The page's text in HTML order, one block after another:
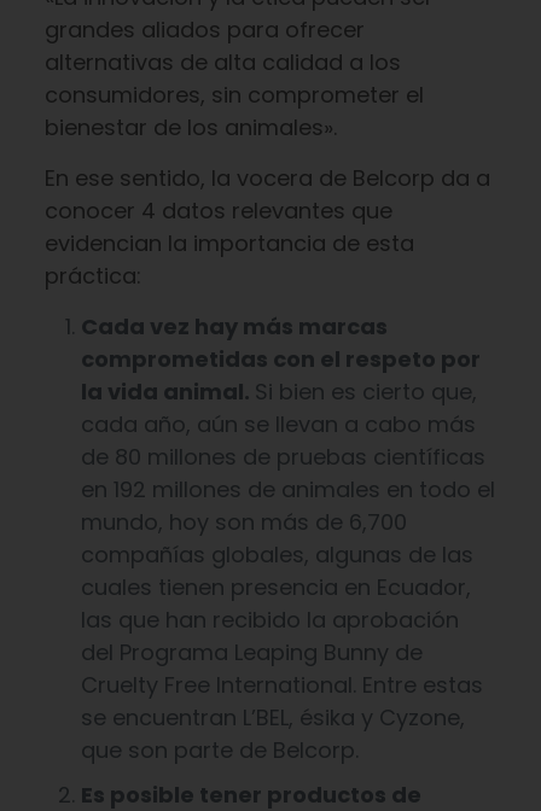
grandes aliados para ofrecer
alternativas de alta calidad a los
consumidores, sin comprometer el
bienestar de los animales».
En ese sentido, la vocera de Belcorp da a
conocer 4 datos relevantes que
evidencian la importancia de esta
práctica:
Cada vez hay más marcas
comprometidas con el respeto por
la vida animal. Si bien es cierto que,
cada año, aún se llevan a cabo más
de 80 millones de pruebas científicas
en 192 millones de animales en todo el
mundo, hoy son más de 6,700
compañías globales, algunas de las
cuales tienen presencia en Ecuador,
las que han recibido la aprobación
del Programa Leaping Bunny de
Cruelty Free International. Entre estas
se encuentran L’BEL, ésika y Cyzone,
que son parte de Belcorp.
Es posible tener productos de